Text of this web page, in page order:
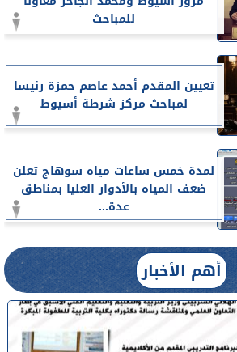
للمباحث
تعيين المقدم أحمد عاصم حمزة رئيسا
لمباحث مركز شرطة أسيوط
لمدة خمس ساعات مياه سوهاج تعلن
ضعف المياه بالأدوار العليا بمناطق
عدة...
أهم الأخبار